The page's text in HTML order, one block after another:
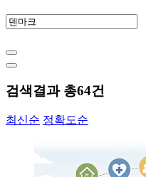
검색결과 총64건
최신순 정확도순